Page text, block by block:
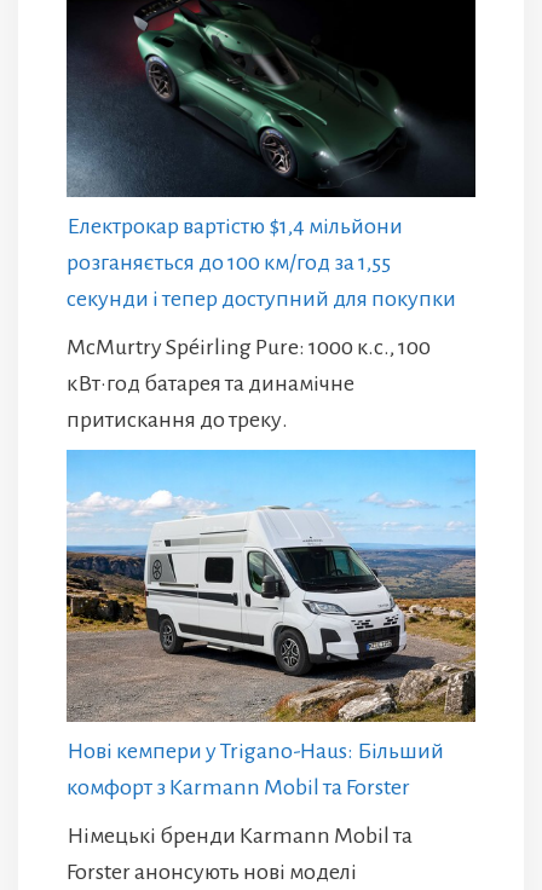
Електрокар вартістю $1,4 мільйони
розганяється до 100 км/год за 1,55
секунди і тепер доступний для покупки
McMurtry Spéirling Pure: 1000 к.с., 100
кВт·год батарея та динамічне
притискання до треку.
Нові кемпери у Trigano-Haus: Більший
комфорт з Karmann Mobil та Forster
Німецькі бренди Karmann Mobil та
Forster анонсують нові моделі